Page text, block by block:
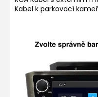
Kabel k parkovací